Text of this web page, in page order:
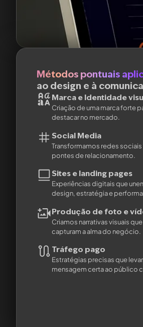
Métodos pontuais
ao design e à
Marca e Identidade
Criação de uma marca forte
destacar no mercado.
Social Media
Transformamos redes sociais
pontes de relacionamento.
Sites e landing pages
Experiências digitais que
design, estratégia e
Produção de foto e
Criamos narrativas visuais que
capturam a alma do negócio.
Tráfego pago
Estratégias precisas que
mensagem certa ao público